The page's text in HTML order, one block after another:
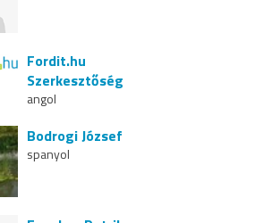
Fordit.hu
Szerkesztőség
angol
Bodrogi József
spanyol